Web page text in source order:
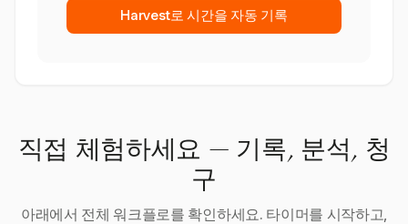
Harvest로 시간을 자동 기록
직접 체험하세요 — 기록, 분석, 청
구
아래에서 전체 워크플로를 확인하세요. 타이머를 시작하고,